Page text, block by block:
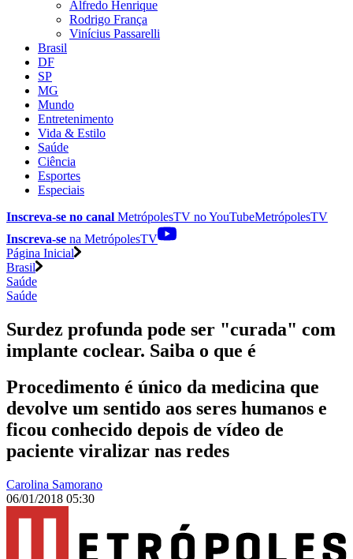
Alfredo Henrique
Rodrigo França
Vinícius Passarelli
Brasil
DF
SP
MG
Mundo
Entretenimento
Vida & Estilo
Saúde
Ciência
Esportes
Especiais
Inscreva-se no canal MetrópolesTV noYouTubeMetrópolesTV
Inscreva-se na MetrópolesTV
Página Inicial
Brasil
Saúde
Saúde
Surdez profunda pode ser "curada" com
implante coclear. Saiba o que é
Procedimento é único da medicina que
devolve um sentido aos seres humanos e
ficou conhecido depois de vídeo de
paciente viralizar nas redes
Carolina Samorano
06/01/2018 05:30